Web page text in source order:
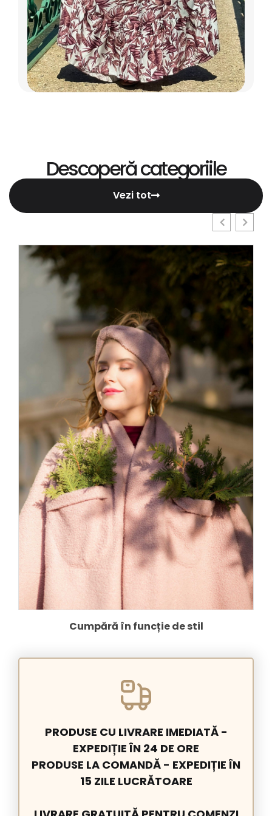
Descoperă categoriile
Vezi tot
Cumpără în funcție de stil
PRODUSE CU LIVRARE IMEDIATĂ -
EXPEDIȚIE ÎN 24 DE ORE
PRODUSE LA COMANDĂ - EXPEDIȚIE ÎN
15 ZILE LUCRĂTOARE